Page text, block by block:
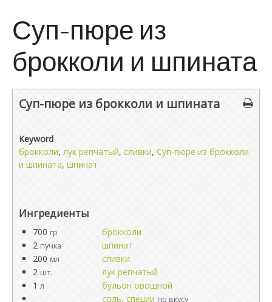
Суп-пюре из
брокколи и шпината
Суп-пюре из брокколи и шпината
Keyword
брокколи, лук репчатый, сливки, Суп-пюре из брокколи
и шпината, шпинат
Ингредиенты
700 гр
брокколи
2 пучка
шпинат
200 мл
сливки
2 шт.
лук репчатый
1 л
бульон овощной
соль, специи по вкусу